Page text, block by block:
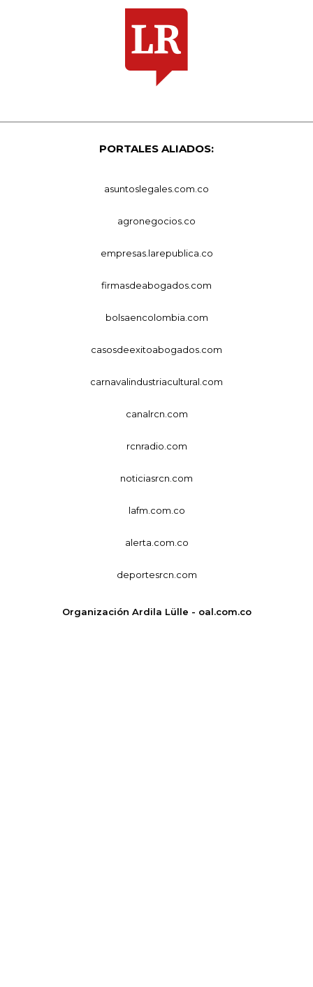
PORTALES ALIADOS:
asuntoslegales.com.co
agronegocios.co
empresas.larepublica.co
firmasdeabogados.com
bolsaencolombia.com
casosdeexitoabogados.com
carnavalindustriacultural.com
canalrcn.com
rcnradio.com
noticiasrcn.com
lafm.com.co
alerta.com.co
deportesrcn.com
Organización Ardila Lülle - oal.com.co